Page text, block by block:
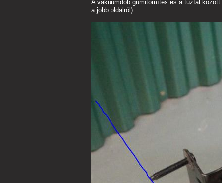
A vákuumdob gumitömítés és a tűzfal
a jobb oldalról)